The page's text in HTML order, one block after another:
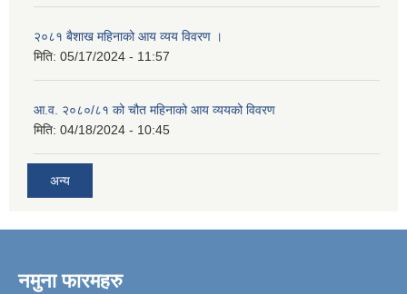
२०८१ बैशाख महिनाको आय व्यय विवरण ।
मिति: 05/17/2024 - 11:57
आ.व. २०८०/८१ को चौत महिनाको आय व्ययको विवरण
मिति: 04/18/2024 - 10:45
अन्य
नमुना फारमहरु